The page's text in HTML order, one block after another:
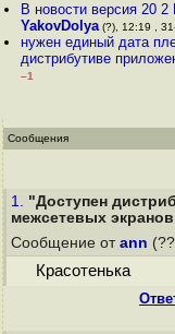
В новости версия 20
YakovDolya (?), 12:19 ,
нужен единый дата
дистрибутиве
–1
Сообщения
1. "Доступен
межсетевых
Сообщение от ann
Красотенька